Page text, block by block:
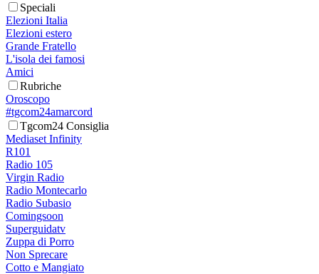
Speciali
Elezioni Italia
Elezioni estero
Grande Fratello
L'isola dei famosi
Amici
Rubriche
Oroscopo
#tgcom24amarcord
Tgcom24 Consiglia
Mediaset Infinity
R101
Radio 105
Virgin Radio
Radio Montecarlo
Radio Subasio
Comingsoon
Superguidatv
Zuppa di Porro
Non Sprecare
Cotto e Mangiato